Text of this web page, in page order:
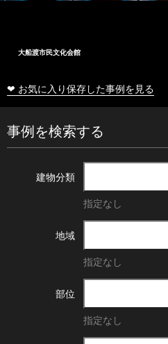
大船渡市民文化会館
❤ お気に入り保存した事例を見る
事例を検索する
建物分類
指定なし
地域
指定なし
部位
指定なし